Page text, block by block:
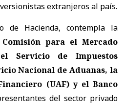
extranjeros al país.
de Hacienda, contempla la
para el Mercado
Servicio de Impuestos
Nacional de Aduanas, la
(UAF) y el Banco
del sector privado